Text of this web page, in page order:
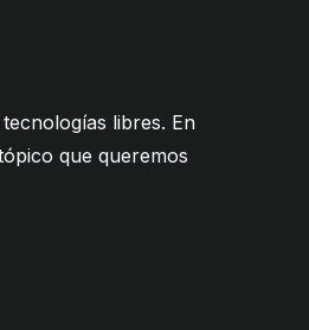
libres. En
que queremos